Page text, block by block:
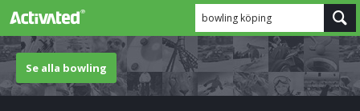
bowling köping
Se alla bowling